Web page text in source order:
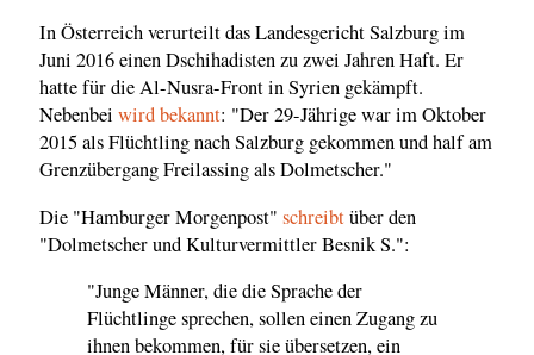
In Österreich verurteilt das Landesgericht Salzburg im
Juni 2016 einen Dschihadisten zu zwei Jahren Haft. Er
hatte für die Al-Nusra-Front in Syrien gekämpft.
Nebenbei wird bekannt: "Der 29-Jährige war im Oktober
2015 als Flüchtling nach Salzburg gekommen und half am
Grenzübergang Freilassing als Dolmetscher."
Die "Hamburger Morgenpost" schreibtüber den
"Dolmetscher und Kulturvermittler Besnik S.":
"Junge Männer, die die Sprache der
Flüchtlinge sprechen, sollen einen Zugang zu
ihnen bekommen, für sie übersetzen, ein